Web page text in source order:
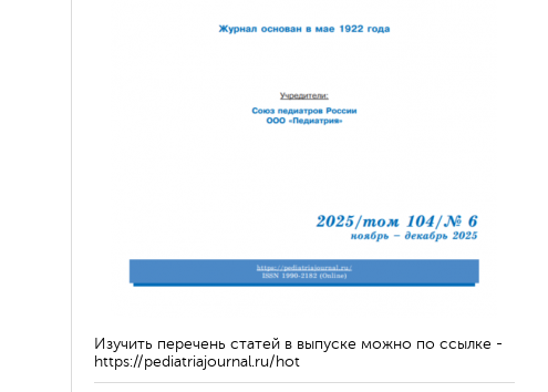
Изучить перечень статей в выпуске можно по ссылке -
https://pediatriajournal.ru/hot